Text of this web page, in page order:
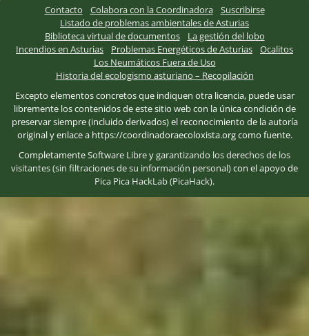
Contacto Colabora con la Coordinadora
Suscribirse
Listado de problemas ambientales de Asturias
Biblioteca virtual de documentos
La gestión del lobo
Incendios en Asturias
Problemas Energéticos de Asturias
Ocalitos
Los Neumáticos Fuera de Uso
Historia del ecologismo asturiano – Recopilación
Excepto elementos concretos que indiquen otra licencia, puede usar
libremente los contenidos de este sitio web con la única condición de
preservar siempre (incluido derivados) el reconocimiento de la autoría
original y enlace a https://coordinadoraecoloxista.org como fuente.
CompletamenteSoftware Libreygarantizando los derechos de los
visitantes (sin filtraciones de su información personal)con el apoyo de
Pica Pica HackLab (PicaHack).